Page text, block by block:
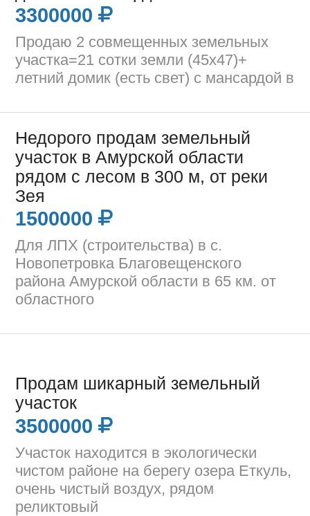
3300000
Продаю 2 совмещенных земельных
участка=21 сотки земли (45х47)+
летний домик (есть свет) с мансардой в
Недорого продам земельный
участок в Амурской области
рядом с лесом в 300 м, от реки
Зея
1500000
Для ЛПХ (строительства) в с.
Новопетровка Благовещенского
района Амурской области в 65 км. от
областного
Продам шикарный земельный
участок
3500000
Участок находится в экологически
чистом районе на берегу озера Еткуль,
очень чистый воздух, рядом
реликтовый